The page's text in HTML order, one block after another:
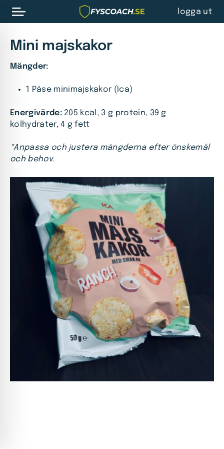
logga ut
Mini majskakor
Mängder:
1 Påse minimajskakor (Ica)
Energivärde: 205 kcal, 3 g protein, 39 g
kolhydrater, 4 g fett
*Anpassa och justera mängderna efter önskemål
och behov.